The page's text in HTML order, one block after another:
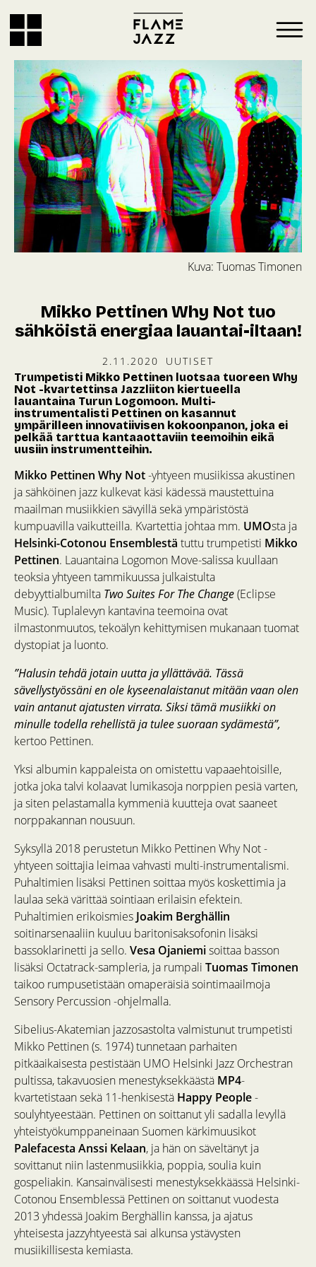
Kuva: Tuomas Timonen
Mikko Pettinen Why Not tuo
sähköistä energiaa lauantai-iltaan!
2.11.2020 UUTISET
Trumpetisti Mikko Pettinen luotsaa tuoreen Why
Not -kvartettinsa Jazzliiton kiertueella
lauantaina Turun Logomoon. Multi-
instrumentalisti Pettinen on kasannut
ympärilleen innovatiivisen kokoonpanon, joka ei
pelkää tarttua kantaaottaviin teemoihin eikä
uusiin instrumentteihin.
Mikko Pettinen Why Not-yhtyeen musiikissa akustinen
ja sähköinen jazz kulkevat käsi kädessä maustettuina
maailman musiikkien sävyillä sekä ympäristöstä
kumpuavilla vaikutteilla. Kvartettia johtaa mm. UMOsta ja
Helsinki-Cotonou Ensemblestä tuttu trumpetisti Mikko
Pettinen. Lauantaina Logomon Move-salissa kuullaan
teoksia yhtyeen tammikuussa julkaistulta
debyyttialbumilta Two Suites For The Change(Eclipse
Music). Tuplalevyn kantavina teemoina ovat
ilmastonmuutos, tekoälyn kehittymisen mukanaan tuomat
dystopiat ja luonto.
”Halusin tehdä jotain uutta ja yllättävää. Tässä
sävellystyössäni en ole kyseenalaistanut mitään vaan olen
vain antanut ajatusten virrata. Siksi tämä musiikki on
minulle todella rehellistä ja tulee suoraan sydämestä”,
kertoo Pettinen.
Yksi albumin kappaleista on omistettu vapaaehtoisille,
jotka joka talvi kolaavat lumikasoja norppien pesiä varten,
ja siten pelastamalla kymmeniä kuutteja ovat saaneet
norppakannan nousuun.
Syksyllä 2018 perustetun Mikko Pettinen Why Not -
yhtyeen soittajia leimaa vahvasti multi-instrumentalismi.
Puhaltimien lisäksi Pettinen soittaa myös koskettimia ja
laulaa sekä värittää sointiaan erilaisin efektein.
Puhaltimien erikoismies Joakim Berghällin
soitinarsenaaliin kuuluu baritonisaksofonin lisäksi
bassoklarinetti ja sello. Vesa Ojaniemisoittaa basson
lisäksi Octatrack-sampleria, ja rumpali Tuomas Timonen
taikoo rumpusetistään omaperäisiä sointimaailmoja
Sensory Percussion -ohjelmalla.
Sibelius-Akatemian jazzosastolta valmistunut trumpetisti
Mikko Pettinen (s. 1974) tunnetaan parhaiten
pitkäaikaisesta pestistään UMO Helsinki Jazz Orchestran
pultissa, takavuosien menestyksekkäästä MP4-
kvartetistaan sekä 11-henkisestä Happy People-
soulyhtyeestään. Pettinen on soittanut yli sadalla levyllä
yhteistyökumppaneinaan Suomen kärkimuusikot
Palefacesta Anssi Kelaan, ja hän on säveltänyt ja
sovittanut niin lastenmusiikkia, poppia, soulia kuin
gospeliakin. Kansainvälisesti menestyksekkäässä Helsinki-
Cotonou Ensemblessä Pettinen on soittanut vuodesta
2013 yhdessä Joakim Berghällin kanssa, ja ajatus
yhteisesta jazzyhtyeestä sai alkunsa ystävysten
musiikillisesta kemiasta.